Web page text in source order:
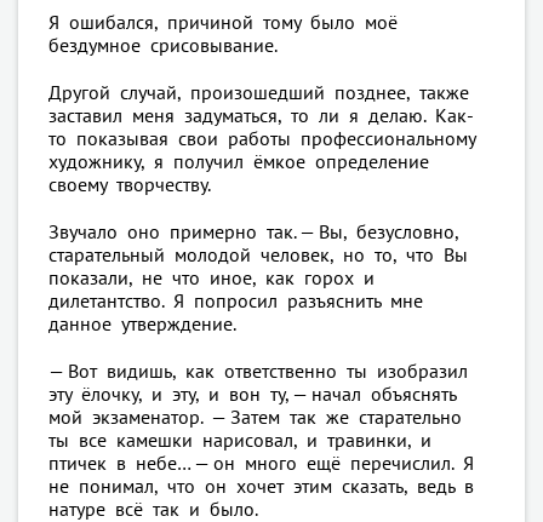
Я ошибался, причиной тому было моё
бездумное срисовывание.
Другой случай, произошедший позднее, также
заставил меня задуматься, то ли я делаю. Как-
то показывая свои работы профессиональному
художнику, я получил ёмкое определение
своему творчеству.
Звучало оно примерно так. — Вы, безусловно,
старательный молодой человек, но то, что Вы
показали, не что иное, как горох и
дилетантство. Я попросил разъяснить мне
данное утверждение.
— Вот видишь, как ответственно ты изобразил
эту ёлочку, и эту, и вон ту, — начал объяснять
мой экзаменатор. — Затем так же старательно
ты все камешки нарисовал, и травинки, и
птичек в небе… — он много ещё перечислил. Я
не понимал, что он хочет этим сказать, ведь в
натуре всё так и было.